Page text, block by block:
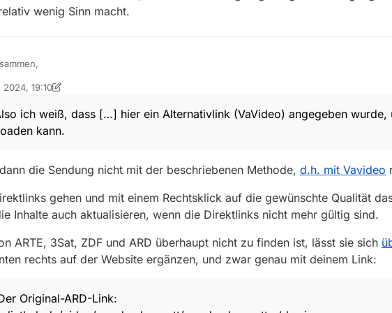
wenig Sinn macht.
ja von dieser Spielfilm-Serie die zweite Folge.
ich jetzt die Anleitung zum Melden einer fehlenden Sendung “ausheble”, aber ich
“Download - ARD” nichts neues.
ab, dass anscheinend “Mord oder Watt” selbst nach Anklicken der Episode (Ebbe
da genauso, wie hier (https://forum.mediathekview.de/topic/5900/access-denied-
angegeben.
die HP von ARD in die Mediathek, ist der Film aber durchaus vorhanden und läuft
Mediathekview finde ich die Folge (sie ist vom letzten Jahr) gar nicht; auch nicht im
die “Für immer Matjes” zu finden; die benötige ich aber nicht.
ARD-Link:
2024, 19:10
ich weiß, dass […] hier ein Alternativlink (VaVideo) angegeben wurde,
kann.
die Sendung nicht mit der beschriebenen Methode, d.h. mit Vavideo
gehen und mit einem Rechtsklick auf die gewünschte Qualität
Inhalte auch aktualisieren, wenn die Direktlinks nicht mehr gültig sind.
ARTE, 3Sat, ZDF und ARD überhaupt nicht zu finden ist, lässt sie sich
rechts auf der Website ergänzen, und zwar genau mit deinem Link:
Original-ARD-Link: